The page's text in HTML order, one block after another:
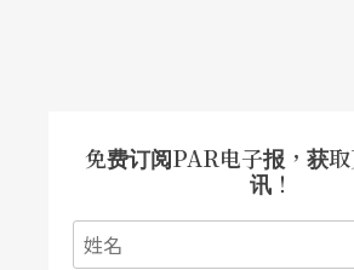
免费订阅PAR电子报，获
讯！